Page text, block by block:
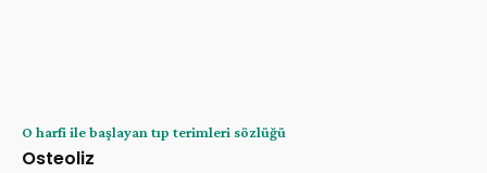
O harfi ile başlayan tıp terimleri sözlüğü
Osteoliz